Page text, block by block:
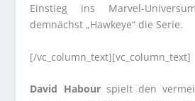
Einstieg ins Marvel-
demnächst „Hawkeye“ die Serie.
[/vc_column_text][vc_column_text]
David Habourspielt den